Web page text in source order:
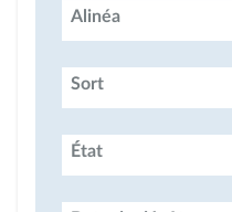
Alinéa
Sort
État